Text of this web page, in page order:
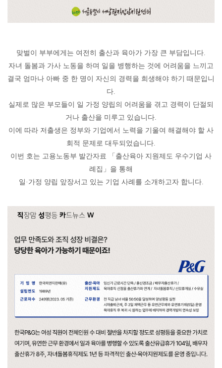
맞벌이 부부에게는 여전히 출산과 육아가 가장 큰 부담입니다.
자녀 돌봄과 가사 노동을 하며 일을 병행하는 것에 어려움을 느끼고
결국 엄마나 아빠 중 한 명이 자신의 경력을 희생해야 하기 때문입니
다.
실제로 많은 부모들이 일 가정 양립의 어려움을 겪고 경력이 단절되
거나 출산을 미루고 있습니다.
이에 따라 저출생은 정부와 기업에서 노력을 기울여 해결해야 할 사
회적 문제로 대두되었습니다.
이번 호는 고용노동부 발간자료
「 출산육아 지원제도 우수기업 사
례집 」 을 통해
일 · 가정 양립 앞장서고 있는 기업 사례를 소개하고자 합니다.